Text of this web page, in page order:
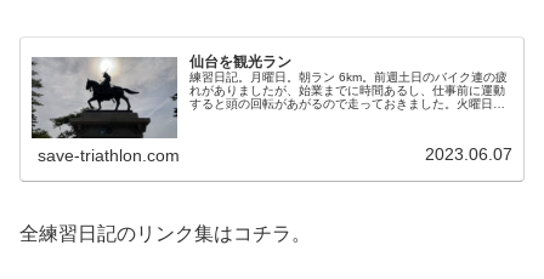
仙台を観光ラン
練習日記。月曜日。朝ラン 6km。前週土日のバイク連の疲
れがありましたが、始業までに時間あるし、仕事前に運動
すると頭の回転があがるので走っておきました。火曜日。
save-triathlon.com 2023.06.07
全練習日記のリンク集はコチラ。